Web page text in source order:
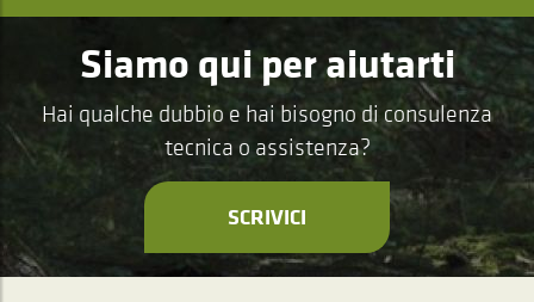
Siamo qui per aiutarti
Hai qualche dubbio e hai bisogno di consulenza
tecnica o assistenza?
SCRIVICI